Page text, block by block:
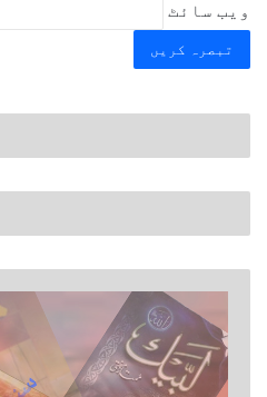
ویب‌ سائٹ